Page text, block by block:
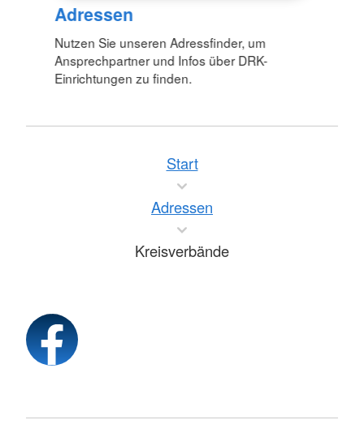
Adressen
Nutzen Sie unseren Adressfinder, um
Ansprechpartner und Infos über DRK-
Einrichtungen zu finden.
Start
Adressen
Kreisverbände